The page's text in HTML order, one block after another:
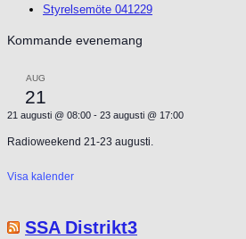
Styrelsemöte 041229
Kommande evenemang
AUG
21
21 augusti @ 08:00 - 23 augusti @ 17:00
Radioweekend 21-23 augusti.
Visa kalender
SSA Distrikt3